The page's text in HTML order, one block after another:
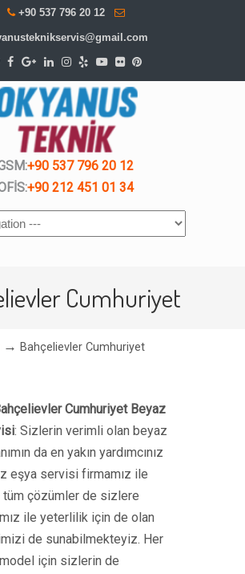
+90 537 796 20 12
+90 537 796 20 12
+90 212 451 01 34
Cumhuriyet
→ Bahçelievler Cumhuriyet
Cumhuriyet Beyaz
: Sizlerin verimli olan beyaz
da en yakın yardımcınız
eşya servisi firmamız ile
tüm çözümler de sizlere
ile yeterlilik için de olan
de sunabilmekteyiz. Her
için sizlerin de